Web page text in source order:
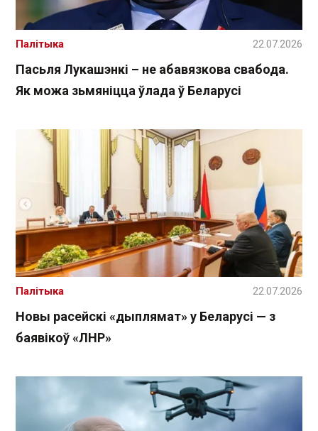
Пасьля Лукашэнкі – не абавязкова свабода.
Як можа зьмяніцца ўлада ў Беларусі
Палітыка 22.07.2026
Новы расейскі «дыплямат» у Беларусі — з
баявікоў «ЛНР»
Палітыка 22.07.2026